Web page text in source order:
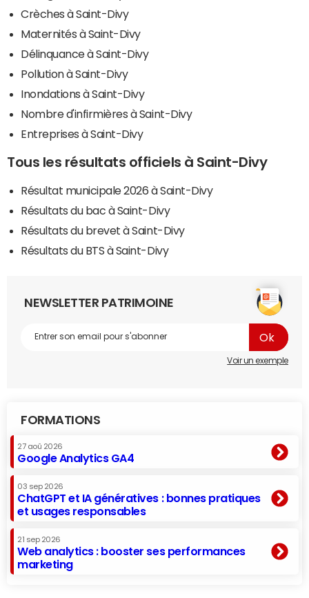
Crèches à Saint-Divy
Maternités à Saint-Divy
Délinquance à Saint-Divy
Pollution à Saint-Divy
Inondations à Saint-Divy
Nombre d'infirmières à Saint-Divy
Entreprises à Saint-Divy
Tous les résultats officiels à Saint-Divy
Résultat municipale 2026 à Saint-Divy
Résultats du bac à Saint-Divy
Résultats du brevet à Saint-Divy
Résultats du BTS à Saint-Divy
NEWSLETTER PATRIMOINE
Voir un exemple
FORMATIONS
27 aoû 2026
Google Analytics GA4
03 sep 2026
ChatGPT et IA génératives : bonnes pratiques
et usages responsables
21 sep 2026
Web analytics : booster ses performances
marketing